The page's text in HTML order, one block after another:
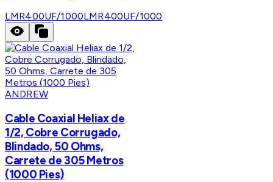
LMR400UF/1000LMR400UF/1000
ANDREW
Cable Coaxial Heliax de
1/2, Cobre Corrugado,
Blindado, 50 Ohms,
Carrete de 305 Metros
(1000 Pies)